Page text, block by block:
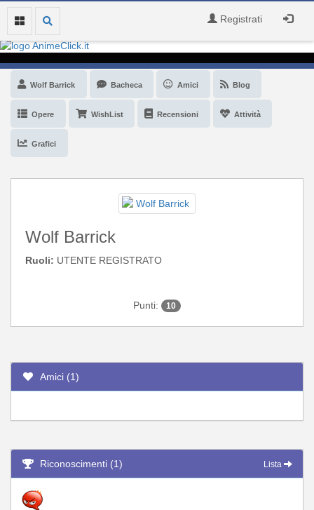
Registrati
Wolf Barrick Bacheca Amici Blog
Opere WishList Recensioni Attività
Grafici
Wolf Barrick
Ruoli: UTENTE REGISTRATO
Punti: 10
Amici (1)
Riconoscimenti (1) Lista